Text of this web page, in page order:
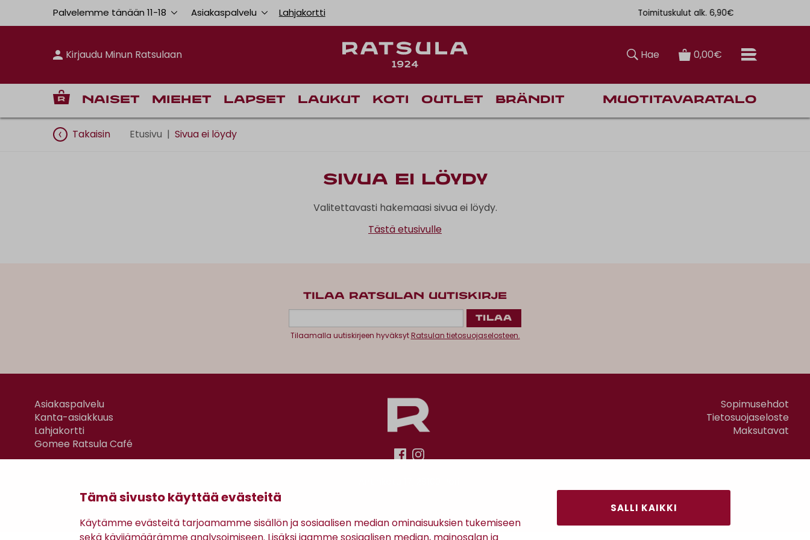
Tämä sivusto käyttää evästeitä
Käytämme evästeitä tarjoamamme sisällön ja sosiaalisen median ominaisuuksien tukemiseen
SALLI KAIKKI
Palvelemme tänään 11-18 Asiakaspalvelu Lahjakortti Toimituskulut alk. 6,90€
Kirjaudu Minun Ratsulaan Hae 0,00€
Naiset Miehet Lapset Laukut Koti Outlet Brändit Muotitavaratalo
Takaisin Etusivu | Sivua ei löydy
Sivua ei löydy
Valitettavasti hakemaasi sivua ei löydy.
Tästä etusivulle
TILAA RATSULAN UUTISKIRJE
Tilaamalla uutiskirjeen hyväksytRatsulan tietosuojaselosteen.
Asiakaspalvelu
Kanta-asiakkuus
Lahjakortti
Gomee Ratsula Café
Sopimusehdot
Tietosuojaseloste
Maksutavat